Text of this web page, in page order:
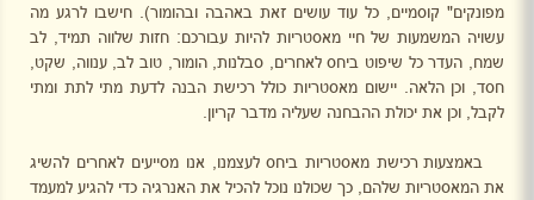
מפונקים" קוסמיים, כל עוד עושים זאת באהבה ובהומור). חישבו לרגע מה
עשויה המשמעות של חיי מאסטריות להיות עבורכם: חזות שלווה תמיד, לב
שמח, העדר כל שיפוט ביחס לאחרים, סבלנות, הומור, טוב לב, ענווה, שקט,
חסד, וכן הלאה. יישום מאסטריות כולל רכישת הבנה לדעת מתי לתת ומתי
לקבל, וכן את יכולת ההבחנה שעליה מדבר קריון.
באמצעות רכישת מאסטריות ביחס לעצמנו, אנו מסייעים לאחרים להשיג
את המאסטריות שלהם, כך שכולנו נוכל להכיל את האנרגיה כדי להגיע למעמד